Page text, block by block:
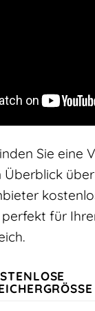
Sie eine
Überblick
für